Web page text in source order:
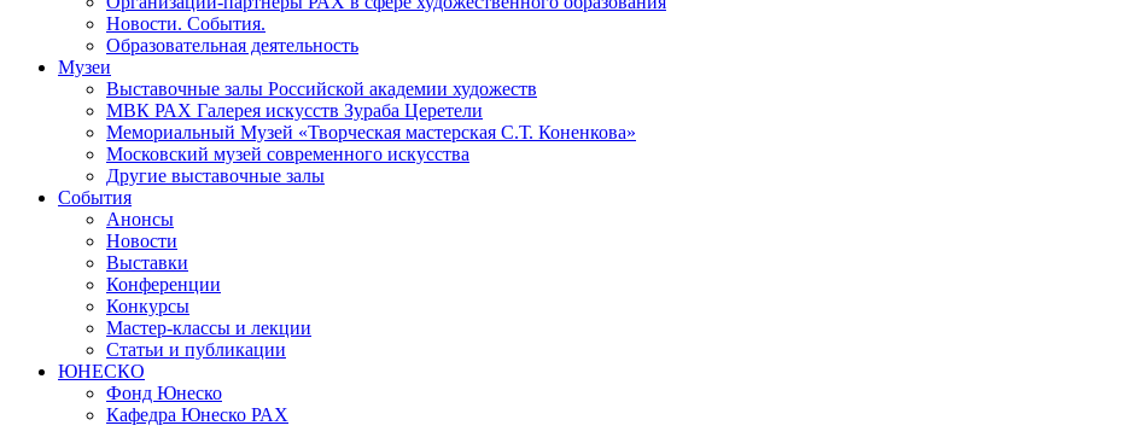
Новости. События.
Образовательная деятельность
Музеи
Выставочные залы Российской академии художеств
МВК РАХ Галерея искусств Зураба Церетели
Мемориальный Музей «Творческая мастерская С.Т. Коненкова»
Московский музей современного искусства
Другие выставочные залы
События
Анонсы
Новости
Выставки
Конференции
Конкурсы
Мастер-классы и лекции
Статьи и публикации
ЮНЕСКО
Фонд Юнеско
Кафедра Юнеско РАХ